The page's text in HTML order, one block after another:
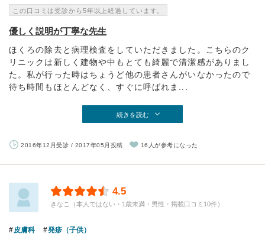
この口コミは受診から5年以上経過しています。
優しく説明が丁寧な先生
ほくろの除去と病理検査をしていただきました。こちらのク
リニックは新しく建物や中もとても綺麗で清潔感がありまし
た。私が行った時はちょうど他の患者さんがいなかったので
待ち時間もほとんどなく、すぐに呼ばれま...
続きを読む
2016年12月受診 / 2017年05月投稿 16人が参考になった
4.5
きなこ（本人ではない・1歳未満・男性・掲載口コミ10件）
皮膚科 発疹（子供）